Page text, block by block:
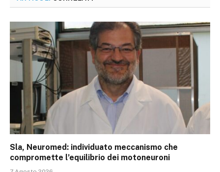
Sla, Neuromed: individuato meccanismo che
compromette l’equilibrio dei motoneuroni